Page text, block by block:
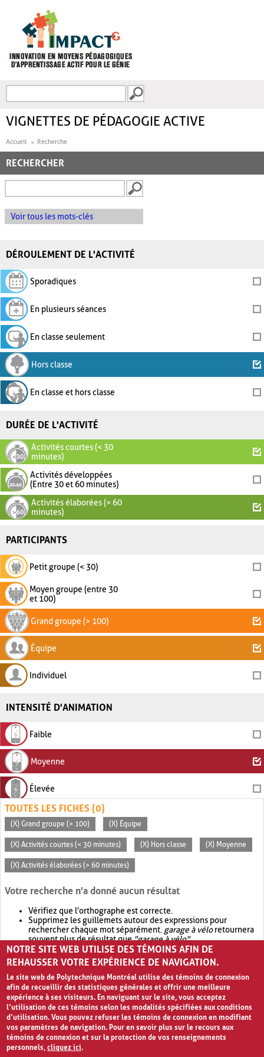
FORMULAIRE DE
VIGNETTES DE PÉDAGOGIE ACTIVE
Accueil Recherche
RECHERCHER
Voir tous les mots-clés
DÉROULEMENT DE L'ACTIVITÉ
Sporadiques
En plusieurs séances
En classe seulement
Hors classe
En classe et hors classe
DURÉE DE L'ACTIVITÉ
Activités courtes (< 30
minutes)
Activités développées
(Entre 30 et 60 minutes)
Activités élaborées (> 60
minutes)
PARTICIPANTS
Petit groupe (< 30)
Moyen groupe (entre 30
et 100)
Grand groupe (> 100)
Équipe
Individuel
INTENSITÉ D'ANIMATION
Faible
Moyenne
Élevée
TOUTES LES FICHES (0)
(X) Grand groupe (> 100) (X) Équipe
(X) Activités courtes (< 30 minutes) (X) Hors classe (X) Moyenne
(X) Activités élaborées (> 60 minutes)
Votre recherche n'a donné aucun résultat
Vérifiez que l'orthographe est correcte.
Supprimez les guillemets autour des expressions pour
rechercher chaque mot séparément. garage à véloretournera
souvent plus de résultat que"garage à vélo".
Envisagez d'élargir votre recherche avec OR.garage OR vélo
retournera souvent plus de résultat quegarage à vélo
NOTRE SITE WEB UTILISE DES TÉMOINS AFIN DE
REHAUSSER VOTRE EXPÉRIENCE DE NAVIGATION.
Le site web de Polytechnique Montréal utilise des témoins de connexion
afin de recueillir des statistiques générales et offrir une meilleure
expérience à ses visiteurs. En naviguant sur le site, vous acceptez
l’utilisation de ces témoins selon les modalités spécifiées aux conditions
d’utilisation. Vous pouvez refuser les témoins de connexion en modifiant
vos paramètres de navigation. Pour en savoir plus sur le recours aux
témoins de connexion et sur la protection de vos renseignements
personnels,cliquez ici.